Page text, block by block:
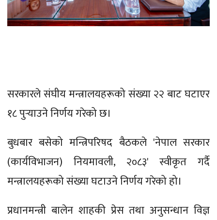
सरकारले संघीय मन्त्रालयहरूको संख्या २२ बाट घटाएर
१८ पुऱ्याउने निर्णय गरेको छ।
बुधबार बसेको मन्त्रिपरिषद बैठकले 'नेपाल सरकार
(कार्यविभाजन) नियमावली, २०८३' स्वीकृत गर्दै
मन्त्रालयहरूको संख्या घटाउने निर्णय गरेको हो।
प्रधानमन्त्री बालेन शाहकी प्रेस तथा अनुसन्धान विज्ञ